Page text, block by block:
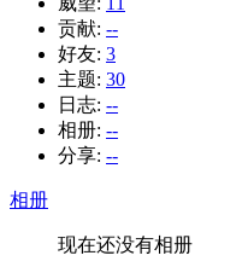
贡献: --
好友: 3
主题: 30
日志: --
相册: --
分享: --
相册
现在还没有相册